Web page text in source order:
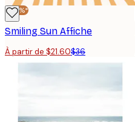
-40%*
Smiling Sun Affiche
À partir de $21.60$36